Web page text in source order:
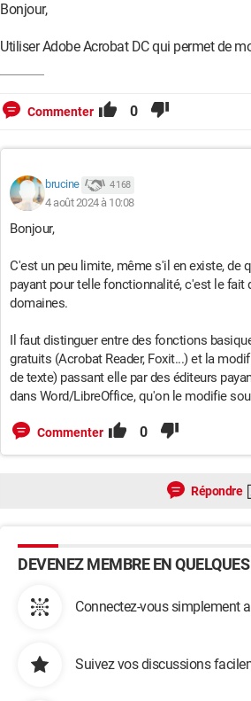
Bonjour,
Utiliser Adobe Acrobat DC qui permet de
Commenter 0
brucine 4 168
4 août 2024 à 10:08
Bonjour,
C'est un peu limite, même s'il en existe, de
payant pour telle fonctionnalité, c'est le
domaines.
Il faut distinguer entre des fonctions
gratuits (Acrobat Reader, Foxit...) et la
de texte) passant elle par des éditeurs
dans Word/LibreOffice, qu'on le modifie
Commenter 0
Répondre
DEVENEZ MEMBRE EN
Connectez-vous simplement
Suivez vos discussions